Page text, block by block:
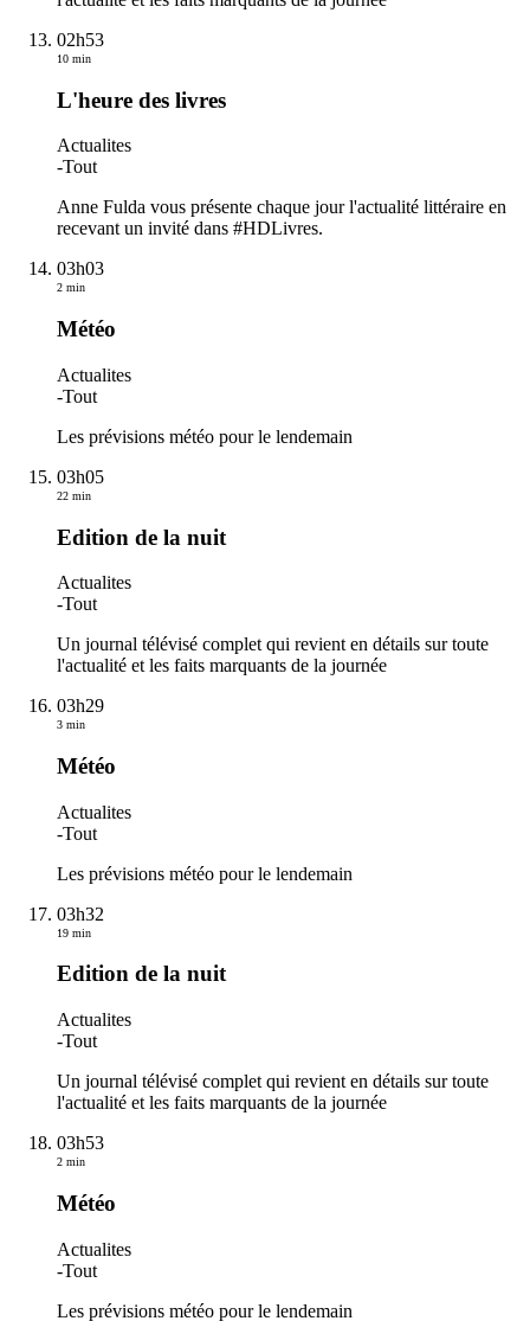
02h53
10 min
L'heure des livres
Actualites
-Tout
Anne Fulda vous présente chaque jour l'actualité littéraire en
recevant un invité dans #HDLivres.
03h03
2 min
Météo
Actualites
-Tout
Les prévisions météo pour le lendemain
03h05
22 min
Edition de la nuit
Actualites
-Tout
Un journal télévisé complet qui revient en détails sur toute
l'actualité et les faits marquants de la journée
03h29
3 min
Météo
Actualites
-Tout
Les prévisions météo pour le lendemain
03h32
19 min
Edition de la nuit
Actualites
-Tout
Un journal télévisé complet qui revient en détails sur toute
l'actualité et les faits marquants de la journée
03h53
2 min
Météo
Actualites
-Tout
Les prévisions météo pour le lendemain